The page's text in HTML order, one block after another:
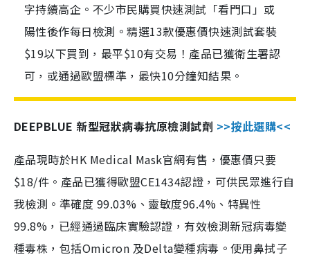
字持續高企。不少市民購買快速測試「看門口」或
陽性後作每日檢測。精選13款優惠價快速測試套裝
$19以下買到，最平$10有交易！產品已獲衛生署認
可，或通過歐盟標準，最快10分鐘知結果。
DEEPBLUE 新型冠狀病毒抗原檢測試劑 >>按此選購<<
產品現時於HK Medical Mask官網有售，優惠價只要
$18/件。產品已獲得歐盟CE1434認證，可供民眾進行自
我檢測。準確度 99.03%、靈敏度96.4%、特異性
99.8%，已經通過臨床實驗認證，有效檢測新冠病毒變
種毒株，包括Omicron 及Delta變種病毒。使用鼻拭子